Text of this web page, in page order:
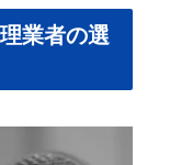
業者の選